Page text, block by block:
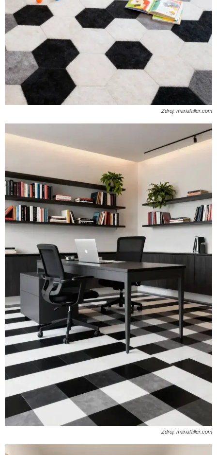
Zdroj: mariafaller.com
Zdroj: mariafaller.com